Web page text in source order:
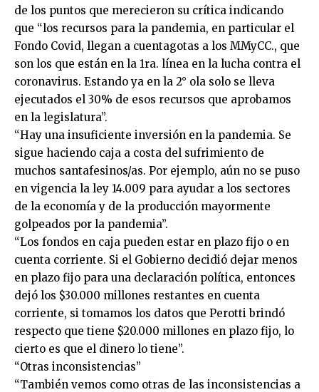
de los puntos que merecieron su crítica indicando
que “los recursos para la pandemia, en particular el
Fondo Covid, llegan a cuentagotas a los MMyCC., que
son los que están en la 1ra. línea en la lucha contra el
coronavirus. Estando ya en la 2° ola solo se lleva
ejecutados el 30% de esos recursos que aprobamos
en la legislatura”.
“Hay una insuficiente inversión en la pandemia. Se
sigue haciendo caja a costa del sufrimiento de
muchos santafesinos/as. Por ejemplo, aún no se puso
en vigencia la ley 14.009 para ayudar a los sectores
de la economía y de la producción mayormente
golpeados por la pandemia”.
“Los fondos en caja pueden estar en plazo fijo o en
cuenta corriente. Si el Gobierno decidió dejar menos
en plazo fijo para una declaración política, entonces
dejó los $30.000 millones restantes en cuenta
corriente, si tomamos los datos que Perotti brindó
respecto que tiene $20.000 millones en plazo fijo, lo
cierto es que el dinero lo tiene”.
“Otras inconsistencias”
“También vemos como otras de las inconsistencias a